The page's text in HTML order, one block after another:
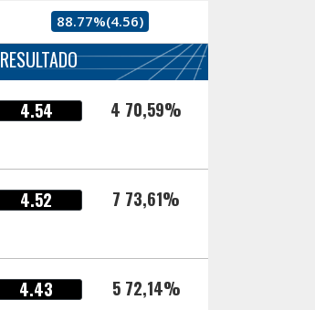
88.77%(4.56)
RESULTADO
4.54 4 70,59%
4.52 7 73,61%
4.43 5 72,14%